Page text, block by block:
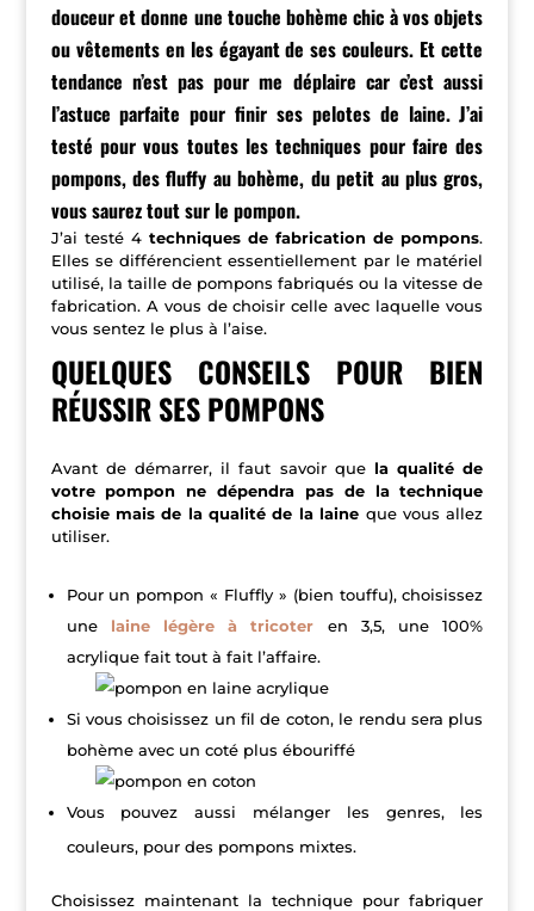
douceur et donne une touchebohème chic àvos objets
ou vêtements en les égayant de ses couleurs. Et cette
tendance n’est pas pour me déplaire car c’est aussi
l’astuce parfaitepour finir ses pelotes de laine. J’ai
testé pour vous toutes lestechniques pour faire des
pompons, des fluffy au bohème, du petit au plus gros,
vous saurez tout sur le pompon.
J’ai testé 4techniques de fabrication de pompons.
Elles se différencient essentiellement par le matériel
utilisé, la taille de pompons fabriqués ou la vitesse de
fabrication. A vous de choisir celle avec laquelle vous
vous sentez le plus à l’aise.
QUELQUES CONSEILS POUR BIEN
RÉUSSIR SES POMPONS
Avant de démarrer, il faut savoir que la qualité de
votre pompon ne dépendra pas de la technique
choisie mais de la qualité de la laine que vous allez
utiliser.
Pour un pompon « Fluffly » (bien touffu), choisissez
une laine légère à tricoter en 3,5, une 100%
acrylique fait tout à fait l’affaire.
Si vous choisissez un fil de coton, le rendu sera plus
bohème avec un coté plus ébouriffé
Vous pouvez aussi mélanger les genres, les
couleurs, pour des pompons mixtes.
Choisissez maintenant la technique pour fabriquer